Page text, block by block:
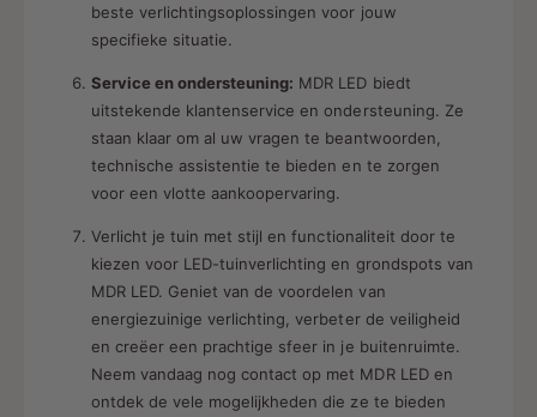
beste verlichtingsoplossingen voor jouw
specifieke situatie.
Service en ondersteuning: MDR LED biedt
uitstekende klantenservice en ondersteuning. Ze
staan ​​klaar om al uw vragen te beantwoorden,
technische assistentie te bieden en te zorgen
voor een vlotte aankoopervaring.
Verlicht je tuin met stijl en functionaliteit door te
kiezen voor LED-tuinverlichting en grondspots van
MDR LED. Geniet van de voordelen van
energiezuinige verlichting, verbeter de veiligheid
en creëer een prachtige sfeer in je buitenruimte.
Neem vandaag nog contact op met MDR LED en
ontdek de vele mogelijkheden die ze te bieden